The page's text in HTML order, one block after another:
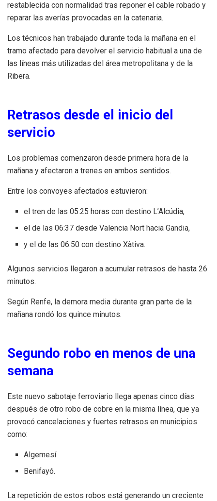
restablecida con normalidad tras reponer el cable robado y
reparar las averías provocadas en la catenaria.
Los técnicos han trabajado durante toda la mañana en el
tramo afectado para devolver el servicio habitual a una de
las líneas más utilizadas del área metropolitana y de la
Ribera.
Retrasos desde el inicio del
servicio
Los problemas comenzaron desde primera hora de la
mañana y afectaron a trenes en ambos sentidos.
Entre los convoyes afectados estuvieron:
el tren de las 05:25 horas con destino L’Alcúdia,
el de las 06:37 desde Valencia Nort hacia Gandia,
y el de las 06:50 con destino Xàtiva.
Algunos servicios llegaron a acumular retrasos de hasta 26
minutos.
Según Renfe, la demora media durante gran parte de la
mañana rondó los quince minutos.
Segundo robo en menos de una
semana
Este nuevo sabotaje ferroviario llega apenas cinco días
después de otro robo de cobre en la misma línea, que ya
provocó cancelaciones y fuertes retrasos en municipios
como:
Algemesí
Benifayó.
La repetición de estos robos está generando un creciente